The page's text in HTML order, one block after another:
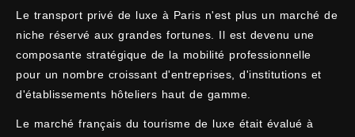
Le transport privé de luxe à Paris n'est plus un marché de
niche réservé aux grandes fortunes. Il est devenu une
composante stratégique de la mobilité professionnelle
pour un nombre croissant d'entreprises, d'institutions et
d'établissements hôteliers haut de gamme.
Le marché français du tourisme de luxe était évalué à